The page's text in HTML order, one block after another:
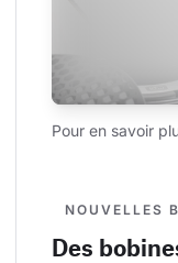
Pour en savoir
NOUVELLES
Des